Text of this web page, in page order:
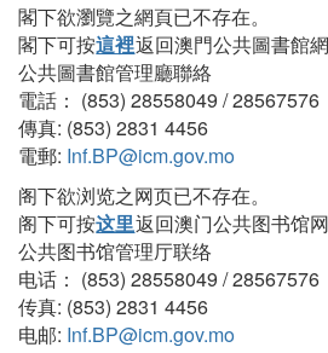
閣下欲瀏覽之網頁已不存在。
閣下可按這裡返回澳門公共圖書館
公共圖書館管理廳聯絡
電話： (853) 28558049 / 28567576
傳真: (853) 2831 4456
電郵: Inf.BP@icm.gov.mo
阁下欲浏览之网页已不存在。
阁下可按这里返回澳门公共图书馆
公共图书馆管理厅联络
电话： (853) 28558049 / 28567576
传真: (853) 2831 4456
电邮: Inf.BP@icm.gov.mo